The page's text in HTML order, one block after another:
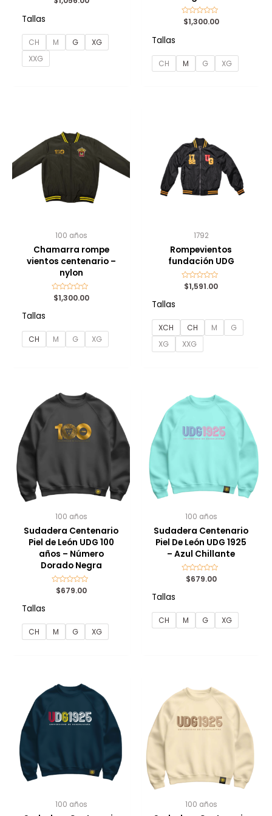
con
Tallas
CH M G
XG
XXG
Valorado
con
$1,300.00
Tallas
CH M G XG
100 años
Chamarra rompe
vientos centenario –
nylon
Valorado
con
$1,300.00
Tallas
CH M G XG
1792
Rompevientos
fundación UDG
Valorado
con
$1,591.00
Tallas
XCH CH M
G
XG
XXG
100 años
Sudadera Centenario
Piel de León UDG 100
años – Número
Dorado Negra
Valorado
con$679.00
Tallas
CH M G XG
100 años
Sudadera Centenario
Piel De León UDG 1925
– Azul Chillante
Valorado
con$679.00
Tallas
CH M G XG
100 años 100 años